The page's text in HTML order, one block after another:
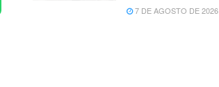
7 DE AGOSTO DE 2026